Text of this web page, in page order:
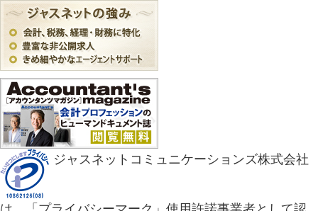
ジャスネットコミュニケーションズ株式会社